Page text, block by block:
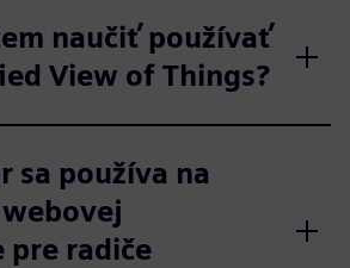
naučiť používať
View of Things?
sa používa na
pre radiče